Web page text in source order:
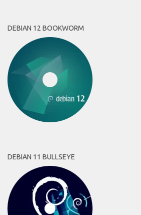
DEBIAN 12 BOOKWORM
DEBIAN 11 BULLSEYE